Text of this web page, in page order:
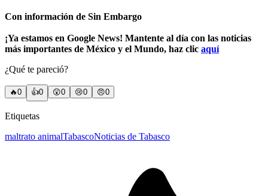
Con información de Sin Embargo
¡Ya estamos en Google News! Mantente al día con las noticias
más importantes de México y el Mundo, haz clic aquí
¿Qué te pareció?
🔥0 👍0 😲0 😢0 😠0
Etiquetas
maltrato animalTabascoNoticias de Tabasco